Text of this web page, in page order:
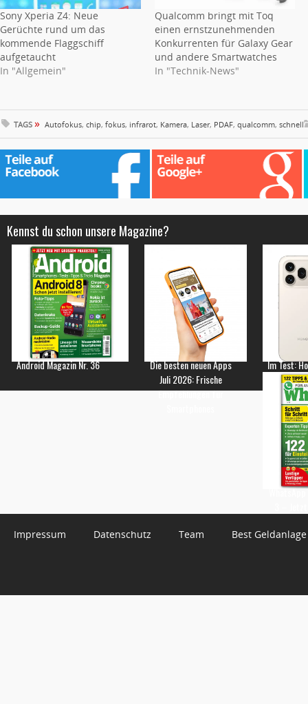
Sony Xperia Z4: Neue
Gerüchte rund um das
kommende Flaggschiff
aufgetaucht
In "Allgemein"
Qualcomm bringt mit Toq
einen ernstzunehmenden
Konkurrenten für Galaxy Gear
und andere Smartwatches
In "Technik-News"
TAGS » Autofokus, chip, fokus, infrarot, Kamera, Laser, PDAF, qualcomm, schnell
Kennst du schon unsere Magazine?
Android Magazin Nr. 36
Die besten neuen Apps
Juli 2026: Frische
Empfehlungen für
Im Test:
Impressum Datenschutz Team Best Geldanlage